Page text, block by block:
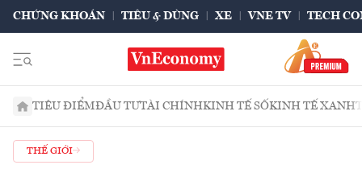
CHỨNG KHOÁN TIÊU & DÙNG XE VNE TV TECH
TIÊU ĐIỂMĐẦU TƯTÀI CHÍNHKINH TẾ SỐKINH TẾ XANH
THẾ GIỚI